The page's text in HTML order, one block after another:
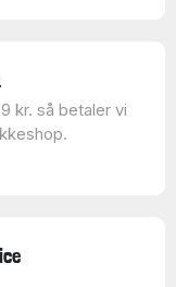
kr. så betaler vi